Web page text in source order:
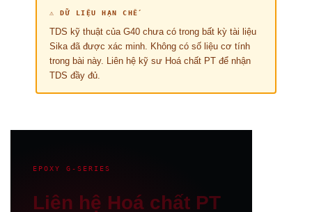
⚠️ DỮ LIỆU HẠN CHẾ
TDS kỹ thuật của G40 chưa có trong bất kỳ tài liệu
Sika đã được xác minh. Không có số liệu cơ tính
trong bài này. Liên hệ kỹ sư Hoá chất PT để nhận
TDS đầy đủ.
EPOXY G-SERIES
Liên hệ Hoá chất PT